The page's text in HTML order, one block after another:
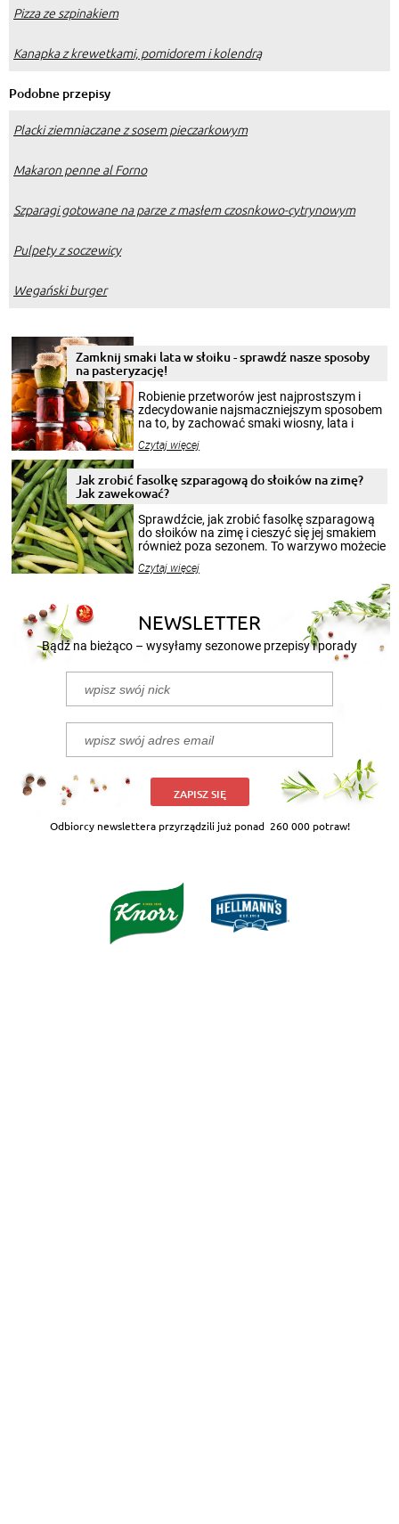
Pizza ze szpinakiem
Kanapka z krewetkami, pomidorem i kolendrą
Podobne przepisy
Placki ziemniaczane z sosem pieczarkowym
Makaron penne al Forno
Szparagi gotowane na parze z masłem czosnkowo-cytrynowym
Pulpety z soczewicy
Wegański burger
Zamknij smaki lata w słoiku - sprawdź nasze sposoby
na pasteryzację!
Robienie przetworów jest najprostszym i
zdecydowanie najsmaczniejszym sposobem
na to, by zachować smaki wiosny, lata i
krajobrazów, by cieszyć nimi oko w sezonie
pełni poczuć atmosferę cieplejszych
miesięcy. Przygotowanie słoików ze
patenty, które pozwolą zachować świeżość
przetworów.
Czytaj więcej
Jak zrobić fasolkę szparagową do słoików na zimę?
Jak zawekować?
Sprawdźcie, jak zrobić fasolkę szparagową
do słoików na zimę i cieszyć się jej smakiem
również poza sezonem. To warzywo możecie
nasze propozycje!
Czytaj więcej
NEWSLETTER
Bądź na bieżąco – wysyłamy sezonowe przepisy i porady
ZAPISZ SIĘ
Odbiorcy newslettera przyrządzili już ponad 260 000 potraw!